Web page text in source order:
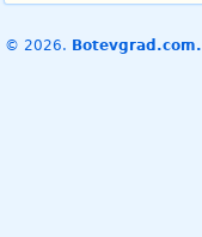
© 2026. Botevgrad.com.